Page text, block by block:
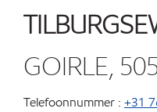
GOIRLE,
Telefoonnummer : +31